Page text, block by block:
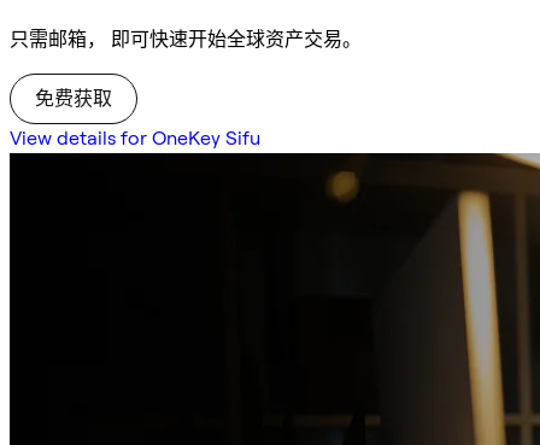
只需邮箱， 即可快速开始全球资产交易。
免费获取
View details for OneKey Sifu